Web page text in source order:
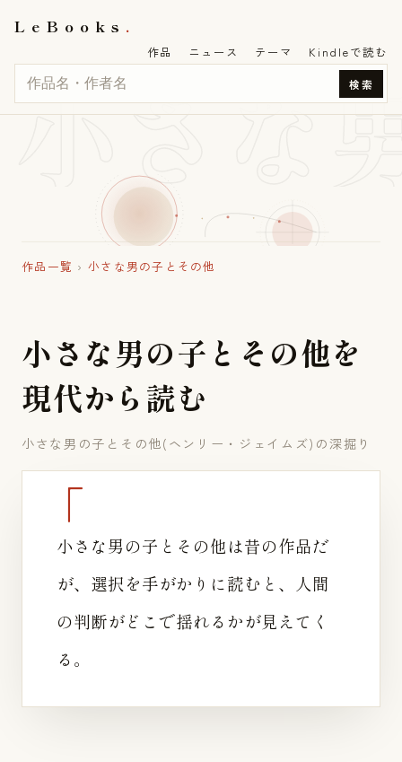
LeBooks
検索
作品 ニュース テーマ Kindleで読む
小さな
作品一覧 › 小さな男の子とその他
小さ な男の子 と そ の他を
現代か ら 読む
小さな男の子とその他(ヘンリー・ジェイムズ)の深掘り
小さな男の子とその他は昔の作品だ
が、選択を手がかりに読むと、人間
の判断がどこで揺れるかが見えてく
る。